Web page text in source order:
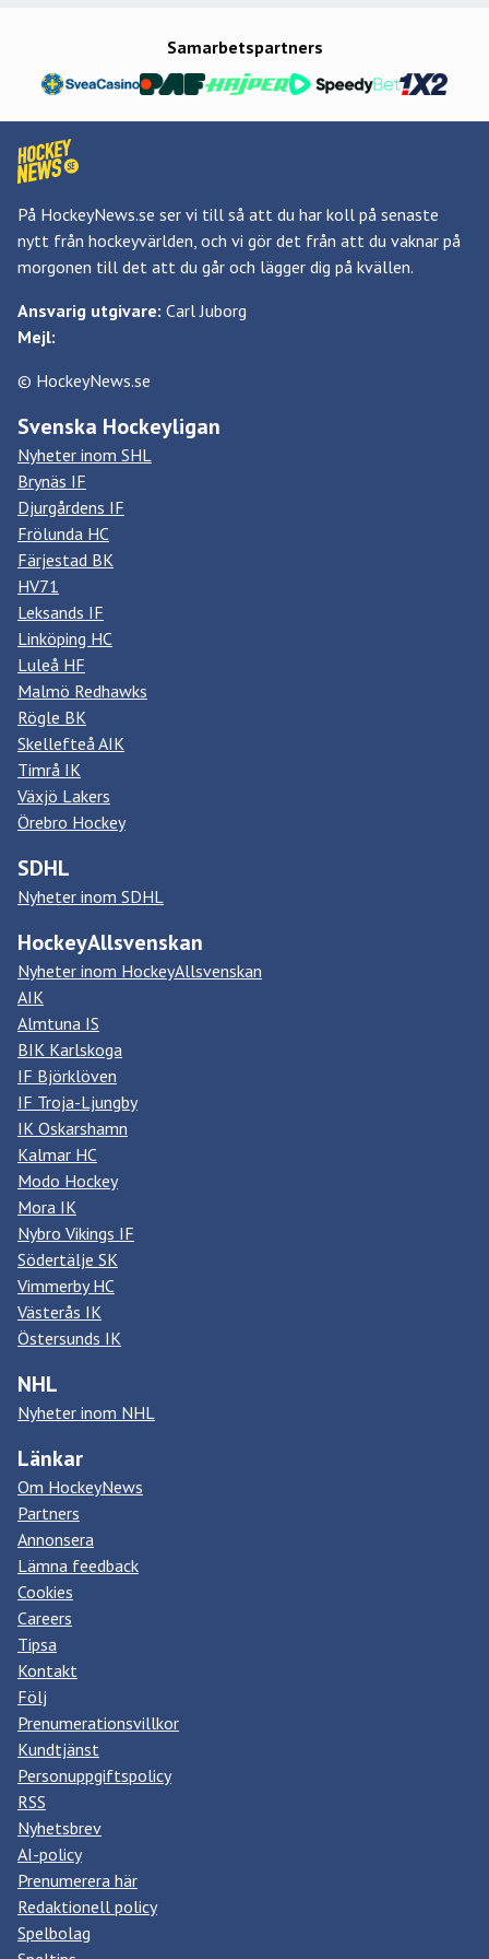
Samarbetspartners
På HockeyNews.se ser vi till så att du har koll på senaste
nytt från hockeyvärlden, och vi gör det från att du vaknar på
morgonen till det att du går och lägger dig på kvällen.
Ansvarig utgivare: Carl Juborg
Mejl:
© HockeyNews.se
Svenska Hockeyligan
Nyheter inom SHL
Brynäs IF
Djurgårdens IF
Frölunda HC
Färjestad BK
HV71
Leksands IF
Linköping HC
Luleå HF
Malmö Redhawks
Rögle BK
Skellefteå AIK
Timrå IK
Växjö Lakers
Örebro Hockey
SDHL
Nyheter inom SDHL
HockeyAllsvenskan
Nyheter inom HockeyAllsvenskan
AIK
Almtuna IS
BIK Karlskoga
IF Björklöven
IF Troja-Ljungby
IK Oskarshamn
Kalmar HC
Modo Hockey
Mora IK
Nybro Vikings IF
Södertälje SK
Vimmerby HC
Västerås IK
Östersunds IK
NHL
Nyheter inom NHL
Länkar
Om HockeyNews
Partners
Annonsera
Lämna feedback
Cookies
Careers
Tipsa
Kontakt
Följ
Prenumerationsvillkor
Kundtjänst
Personuppgiftspolicy
RSS
Nyhetsbrev
AI-policy
Prenumerera här
Redaktionell policy
Spelbolag